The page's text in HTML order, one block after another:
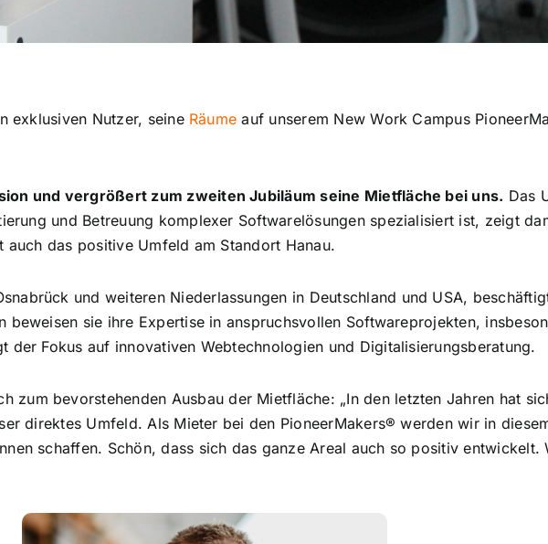
exklusiven Nutzer, seine Räume auf unserem New Work Campus
und vergrößert zum zweiten Jubiläum seine Mietfläche bei uns. Das
und Betreuung komplexer Softwarelösungen spezialisiert ist, zeigt
das positive Umfeld am Standort Hanau.
und weiteren Niederlassungen in Deutschland und USA,
sie ihre Expertise in anspruchsvollen Softwareprojekten,
der Fokus auf innovativen Webtechnologien und Digitalisierungsberatung.
zum bevorstehenden Ausbau der Mietfläche: „In den letzten Jahren hat
direktes Umfeld. Als Mieter bei den PioneerMakers® werden wir in
schaffen. Schön, dass sich das ganze Areal auch so positiv entwickelt.